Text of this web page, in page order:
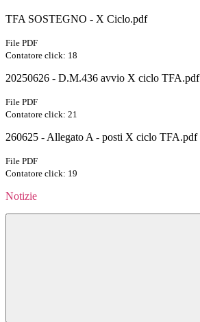
TFA SOSTEGNO - X Ciclo.pdf
File PDF
Contatore click: 18
20250626 - D.M.436 avvio X ciclo TFA.pdf
File PDF
Contatore click: 21
260625 - Allegato A - posti X ciclo TFA.pdf
File PDF
Contatore click: 19
Notizie